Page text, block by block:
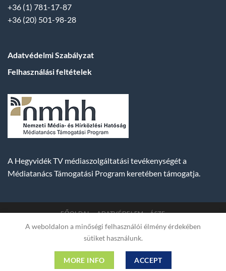
+36 (1) 781-17-87
+36 (20) 501-98-28
Adatvédelmi Szabályzat
Felhasználási feltételek
A Hegyvidék TV médiaszolgáltatási tevékenységét a
Médiatanács Támogatási Program keretében támogatja.
FŐOLDAL ADATVÉDELEM ÁSZF
Copyright 2007-2026 © BUDA TV | Hegyvidék Média
Műsorszolgáltató Kft. | Budapest, Hungary, XII. Hajnóczy József
utca 2. fszt. | Cg. 01-09-882523 | A weboldal 256 bit SSL COMODO
titkosítással védve
A weboldalon a minőségi felhasználói élmény érdekében
sütiket használunk.
MORE INFO ACCEPT